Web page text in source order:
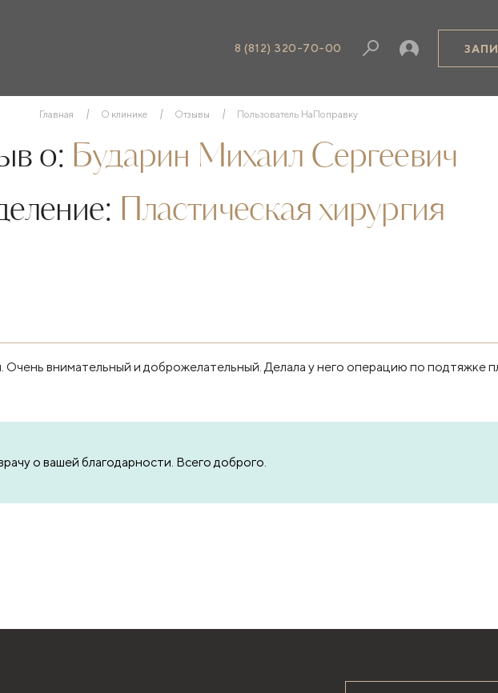
8 (812) 320-70-00
Главная О клинике Отзывы Пользователь НаПоправку
о: Бударин Михаил Сергеевич
Пластическая хирургия
Очень внимательный и доброжелательный. Делала у него операцию по подтяжке
о вашей благодарности. Всего доброго.